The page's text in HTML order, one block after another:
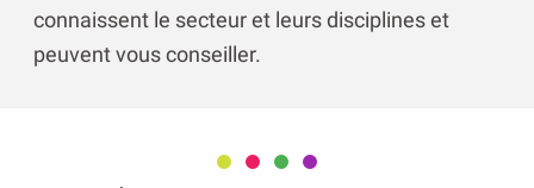
connaissent le secteur et leurs disciplines et
peuvent vous conseiller.